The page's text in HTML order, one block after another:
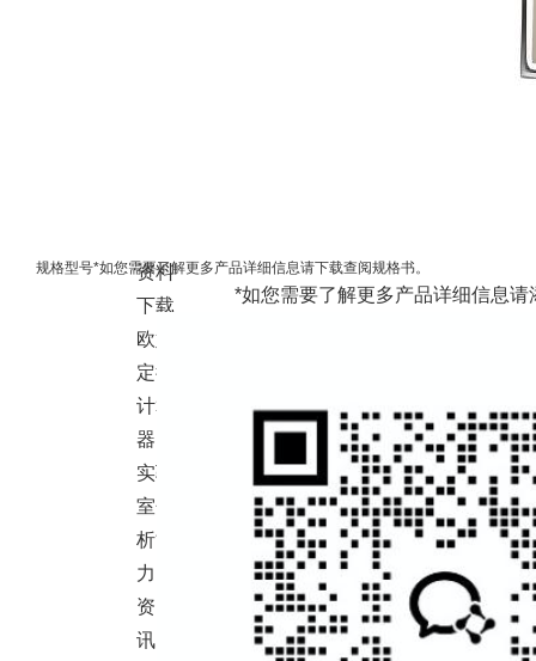
资料
下载
欧姆
定律
计算
器
实验
室分
析能
力
资
讯
规格型号*如您需要了解更多产品详细信息请下载查阅规格书。
*如您需要了解更多产品详细信息请